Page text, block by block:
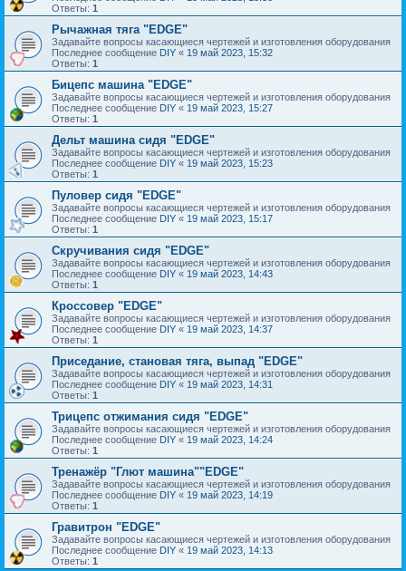
Ответы: 1
Рычажная тяга "EDGE"
Задавайте вопросы касающиеся чертежей и изготовления оборудования
Последнее сообщение DIY « 19 май 2023, 15:32
Ответы: 1
Бицепс машина "EDGE"
Задавайте вопросы касающиеся чертежей и изготовления оборудования
Последнее сообщение DIY « 19 май 2023, 15:27
Ответы: 1
Дельт машина сидя "EDGE"
Задавайте вопросы касающиеся чертежей и изготовления оборудования
Последнее сообщение DIY « 19 май 2023, 15:23
Ответы: 1
Пуловер сидя "EDGE"
Задавайте вопросы касающиеся чертежей и изготовления оборудования
Последнее сообщение DIY « 19 май 2023, 15:17
Ответы: 1
Скручивания сидя "EDGE"
Задавайте вопросы касающиеся чертежей и изготовления оборудования
Последнее сообщение DIY « 19 май 2023, 14:43
Ответы: 1
Кроссовер "EDGE"
Задавайте вопросы касающиеся чертежей и изготовления оборудования
Последнее сообщение DIY « 19 май 2023, 14:37
Ответы: 1
Приседание, становая тяга, выпад "EDGE"
Задавайте вопросы касающиеся чертежей и изготовления оборудования
Последнее сообщение DIY « 19 май 2023, 14:31
Ответы: 1
Трицепс отжимания сидя "EDGE"
Задавайте вопросы касающиеся чертежей и изготовления оборудования
Последнее сообщение DIY « 19 май 2023, 14:24
Ответы: 1
Тренажёр "Глют машина""EDGE"
Задавайте вопросы касающиеся чертежей и изготовления оборудования
Последнее сообщение DIY « 19 май 2023, 14:19
Ответы: 1
Гравитрон "EDGE"
Задавайте вопросы касающиеся чертежей и изготовления оборудования
Последнее сообщение DIY « 19 май 2023, 14:13
Ответы: 1